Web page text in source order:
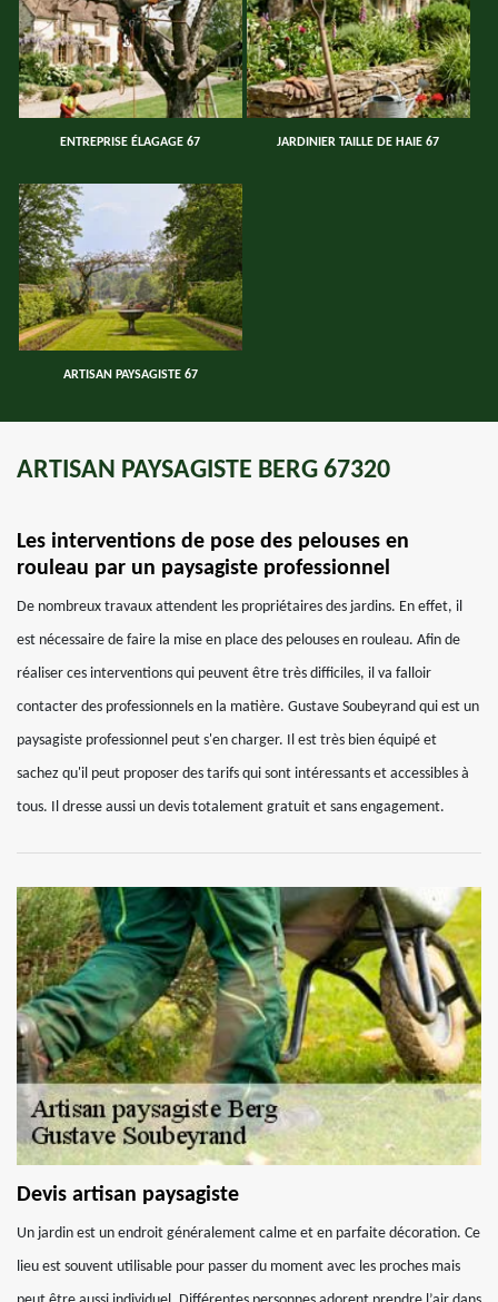
ENTREPRISE ÉLAGAGE 67 JARDINIER TAILLE DE HAIE 67
ARTISAN PAYSAGISTE 67
ARTISAN PAYSAGISTE BERG 67320
Les interventions de pose des pelouses en
rouleau par un paysagiste professionnel
De nombreux travaux attendent les propriétaires des jardins. En effet, il
est nécessaire de faire la mise en place des pelouses en rouleau. Afin de
réaliser ces interventions qui peuvent être très difficiles, il va falloir
contacter des professionnels en la matière. Gustave Soubeyrand qui est un
paysagiste professionnel peut s'en charger. Il est très bien équipé et
sachez qu'il peut proposer des tarifs qui sont intéressants et accessibles à
tous. Il dresse aussi un devis totalement gratuit et sans engagement.
Devis artisan paysagiste
Un jardin est un endroit généralement calme et en parfaite décoration. Ce
lieu est souvent utilisable pour passer du moment avec les proches mais